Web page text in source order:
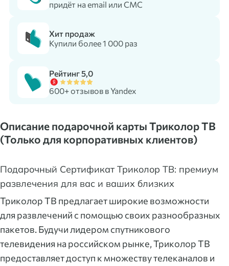
придёт на email или СМС
Хит продаж
Купили более 1 000 раз
Рейтинг 5,0
600+ отзывов в Yandex
Описание подарочной карты Триколор ТВ
(Только для корпоративных клиентов)
Подарочный Сертификат Триколор ТВ: премиум
развлечения для вас и ваших близких
Триколор ТВ предлагает широкие возможности
для развлечений с помощью своих разнообразных
пакетов. Будучи лидером спутникового
телевидения на российском рынке, Триколор ТВ
предоставляет доступ к множеству телеканалов и